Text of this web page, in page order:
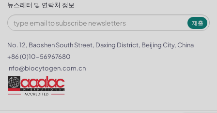
뉴스레터 및 연락처 정보
제출
No. 12, Baoshen South Street, Daxing District, Beijing City, China
+86 (0)10-56967680
info@biocytogen.com.cn